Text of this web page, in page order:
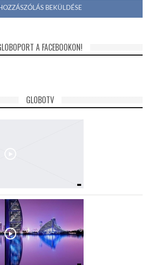
A FACEBOOKON!
GLOBOTV